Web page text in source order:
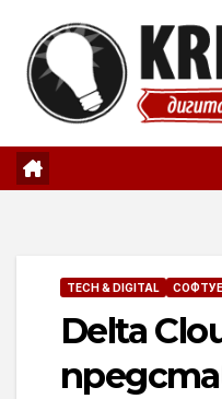
content
TECH & DIGITAL
Delta